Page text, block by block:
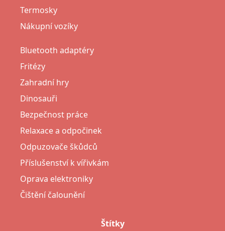
Termosky
Nákupní vozíky
Bluetooth adaptéry
Fritézy
Zahradní hry
Dinosauři
Bezpečnost práce
Relaxace a odpočinek
Odpuzovače škůdců
Příslušenství k vířivkám
Oprava elektroniky
Čištění čalounění
Štítky